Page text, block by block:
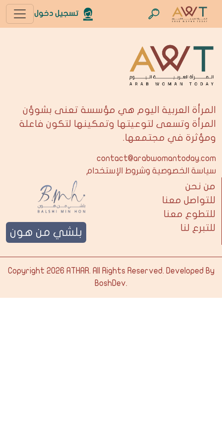
تسجيل دخول
المرأة العربية اليوم هي مؤسسة تعنى بشوؤن
المرأة وتسعى لتوعيتها وتمكينها لتكون فاعلة
ومؤثرة في مجتمعها.
contact@arabwomantoday.com
سياسة الخصوصية وشروط الإستخدام
من نحن
للتواصل معنا
للتطوع معنا
للتبرع لنا
بلشي من هون
Copyright 2026 ATHAR. All Rights Reserved. Developed By
BoshDev.